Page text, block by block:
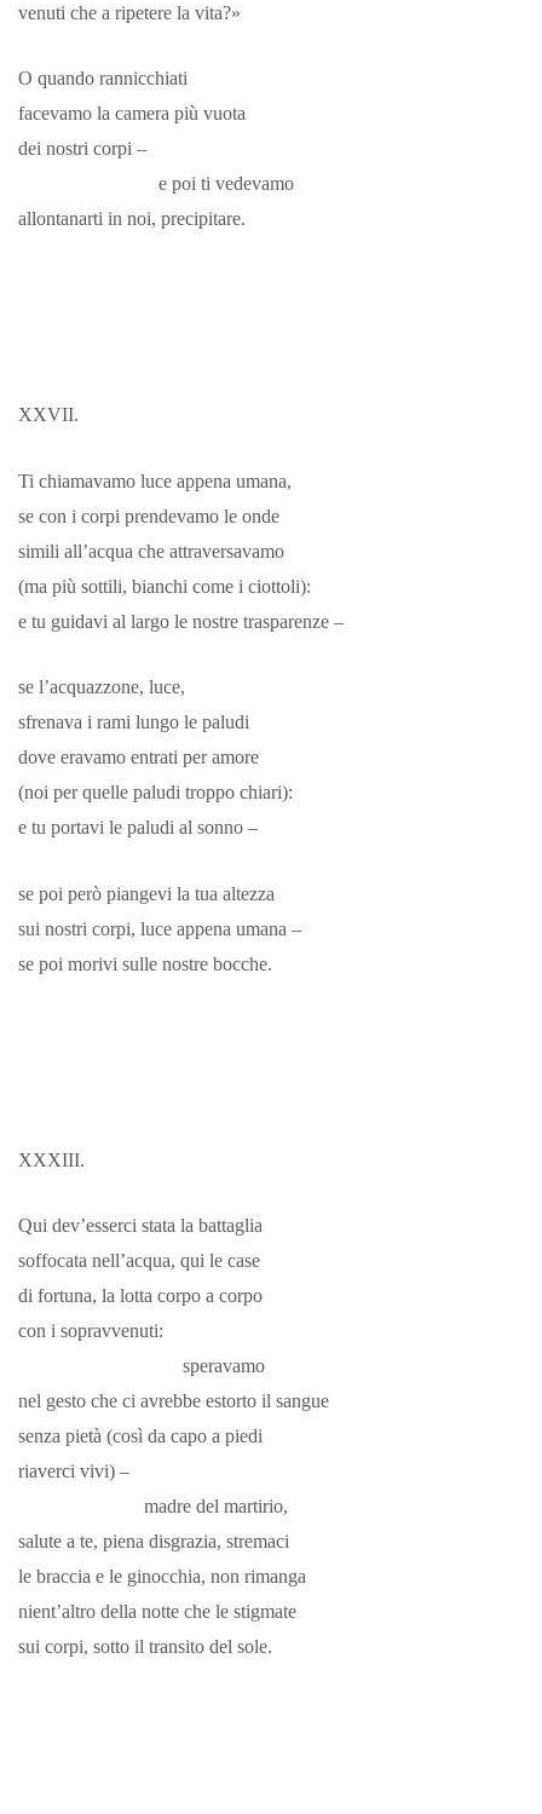
venuti che a ripetere la vita?»
O quando rannicchiati
facevamo la camera più vuota
dei nostri corpi –
e poi ti vedevamo
allontanarti in noi, precipitare.
XXVII.
Ti chiamavamo luce appena umana,
se con i corpi prendevamo le onde
simili all’acqua che attraversavamo
(ma più sottili, bianchi come i ciottoli):
e tu guidavi al largo le nostre trasparenze –
se l’acquazzone, luce,
sfrenava i rami lungo le paludi
dove eravamo entrati per amore
(noi per quelle paludi troppo chiari):
e tu portavi le paludi al sonno –
se poi però piangevi la tua altezza
sui nostri corpi, luce appena umana –
se poi morivi sulle nostre bocche.
XXXIII.
Qui dev’esserci stata la battaglia
soffocata nell’acqua, qui le case
di fortuna, la lotta corpo a corpo
con i sopravvenuti:
speravamo
nel gesto che ci avrebbe estorto il sangue
senza pietà (così da capo a piedi
riaverci vivi) –
madre del martirio,
salute a te, piena disgrazia, stremaci
le braccia e le ginocchia, non rimanga
nient’altro della notte che le stigmate
sui corpi, sotto il transito del sole.